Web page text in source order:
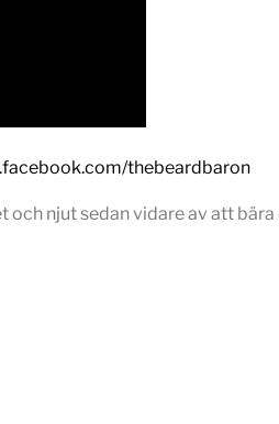
thebeardbaron
och njut sedan vidare av att